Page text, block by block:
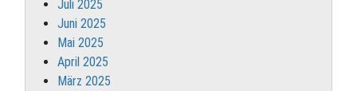
Juli 2025
Juni 2025
Mai 2025
April 2025
März 2025